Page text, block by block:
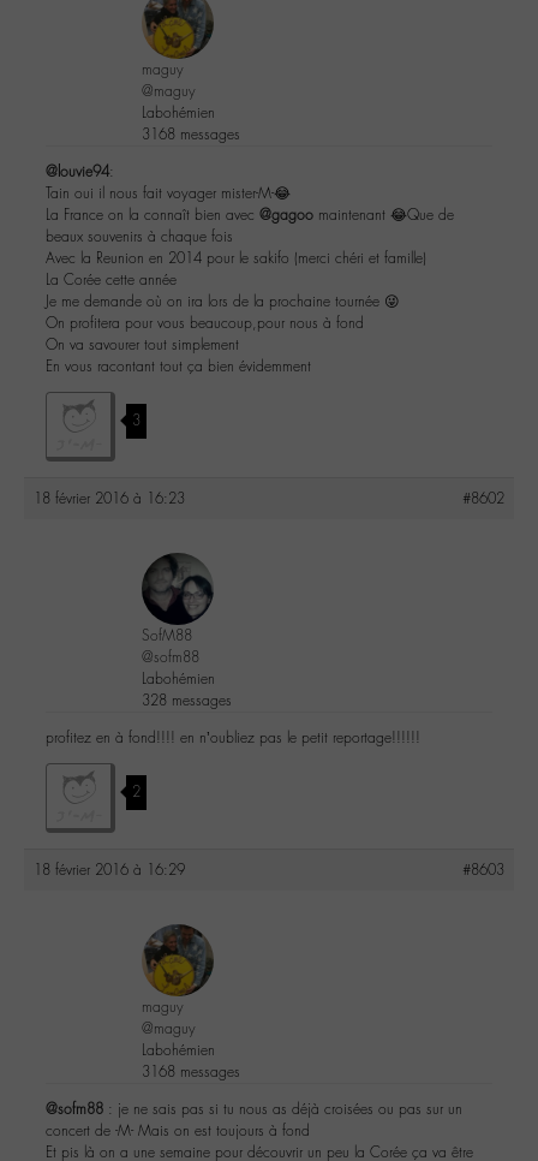
maguy
@maguy
Labohémien
3168 messages
@louvie94:
Tain oui il nous fait voyager mister-M-😂
La France on la connaît bien avec @gagoo maintenant 😂Que de
beaux souvenirs à chaque fois
Avec la Reunion en 2014 pour le sakifo (merci chéri et famille)
La Corée cette année
Je me demande où on ira lors de la prochaine tournée 😜
On profitera pour vous beaucoup,pour nous à fond
On va savourer tout simplement
En vous racontant tout ça bien évidemment
3
18 février 2016 à 16:23 #8602
SofM88
@sofm88
Labohémien
328 messages
profitez en à fond!!!! en n’oubliez pas le petit reportage!!!!!!
2
18 février 2016 à 16:29 #8603
maguy
@maguy
Labohémien
3168 messages
@sofm88 : je ne sais pas si tu nous as déjà croisées ou pas sur un
concert de -M- Mais on est toujours à fond
Et pis là on a une semaine pour découvrir un peu la Corée ça va être